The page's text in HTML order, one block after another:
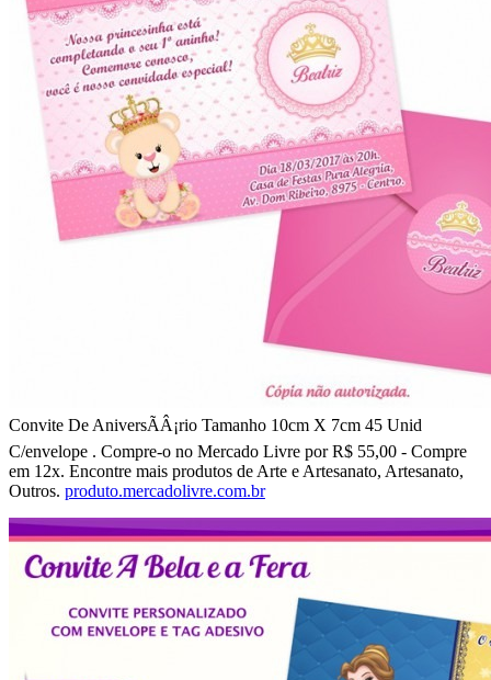
Convite De AniversÃÂ¡rio Tamanho 10cm X 7cm 45 Unid
C/envelope . Compre-o no Mercado Livre por R$ 55,00 - Compre
em 12x. Encontre mais produtos de Arte e Artesanato, Artesanato,
Outros. produto.mercadolivre.com.br